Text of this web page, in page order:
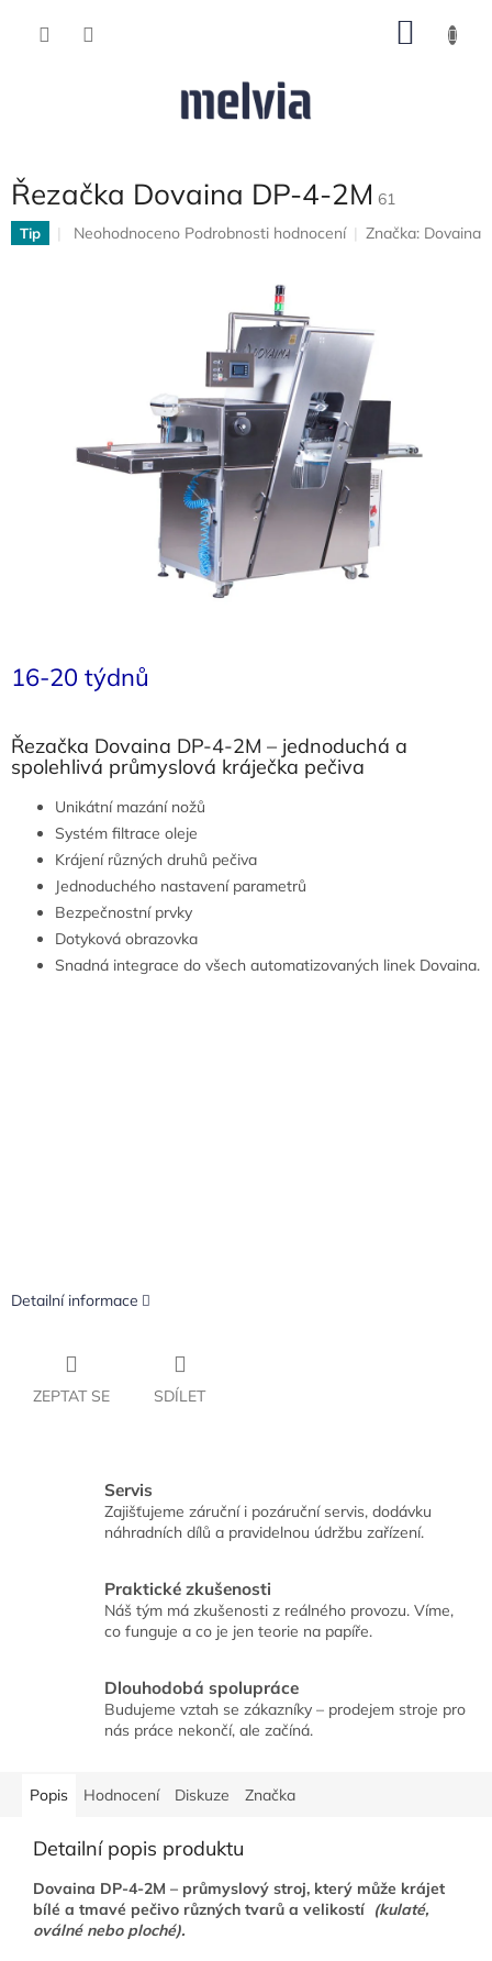
Řezačka Dovaina DP-4-2M 61
Tip
Průměrné
Neohodnoceno Podrobnosti hodnocení Značka: Dovaina
16-20 týdnů
Řezačka Dovaina DP-4-2M – jednoduchá a
spolehlivá průmyslová kráječka pečiva
Unikátní mazání nožů
Systém filtrace oleje
Krájení různých druhů pečiva
Jednoduchého nastavení parametrů
Bezpečnostní prvky
Dotyková obrazovka
Snadná integrace do všech automatizovaných linek Dovaina.
Detailní informace
ZEPTAT SE SDÍLET
Servis
Zajišťujeme záruční i pozáruční servis, dodávku
náhradních dílů a pravidelnou údržbu zařízení.
Praktické zkušenosti
Náš tým má zkušenosti z reálného provozu. Víme,
co funguje a co je jen teorie na papíře.
Dlouhodobá spolupráce
Budujeme vztah se zákazníky – prodejem stroje pro
nás práce nekončí, ale začíná.
Popis Hodnocení Diskuze Značka
Detailní popis produktu
Dovaina DP-4-2M – průmyslový stroj, který může krájet
bílé a tmavé pečivo různých tvarů a velikostí (kulaté,
oválné nebo ploché).